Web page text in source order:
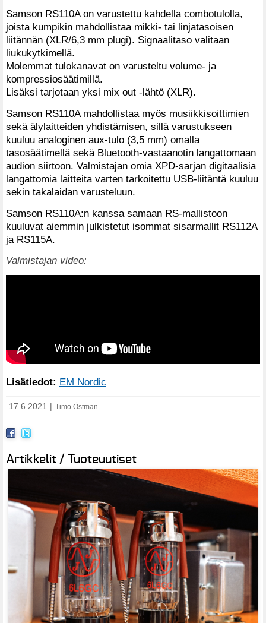
Samson RS110A on varustettu kahdella combotulolla,
joista kumpikin mahdollistaa mikki- tai linjatasoisen
liitännän (XLR/6,3 mm plugi). Signaalitaso valitaan
liukukytkimellä.
Molemmat tulokanavat on varusteltu volume- ja
kompressiosäätimillä.
Lisäksi tarjotaan yksi mix out -lähtö (XLR).
Samson RS110A mahdollistaa myös musiikkisoittimien
sekä älylaitteiden yhdistämisen, sillä varustukseen
kuuluu analoginen aux-tulo (3,5 mm) omalla
tasosäätimellä sekä Bluetooth-vastaanotin langattomaan
audion siirtoon. Valmistajan omia XPD-sarjan digitaalisia
langattomia laitteita varten tarkoitettu USB-liitäntä kuuluu
sekin takalaidan varusteluun.
Samson RS110A:n kanssa samaan RS-mallistoon
kuuluvat aiemmin julkistetut isommat sisarmallit RS112A
ja RS115A.
Valmistajan video:
Lisätiedot: EM Nordic
17.6.2021 Timo Östman
Artikkelit / Tuoteuutiset